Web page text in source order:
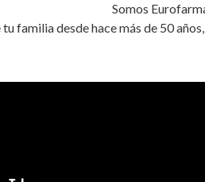
Somos
familia desde hace más de 50